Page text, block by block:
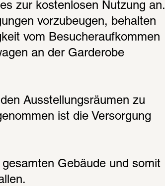
zur kostenlosen Nutzung an.
vorzubeugen, behalten
vom Besucheraufkommen
an der Garderobe
Ausstellungsräumen zu
ist die Versorgung
Gebäude und somit